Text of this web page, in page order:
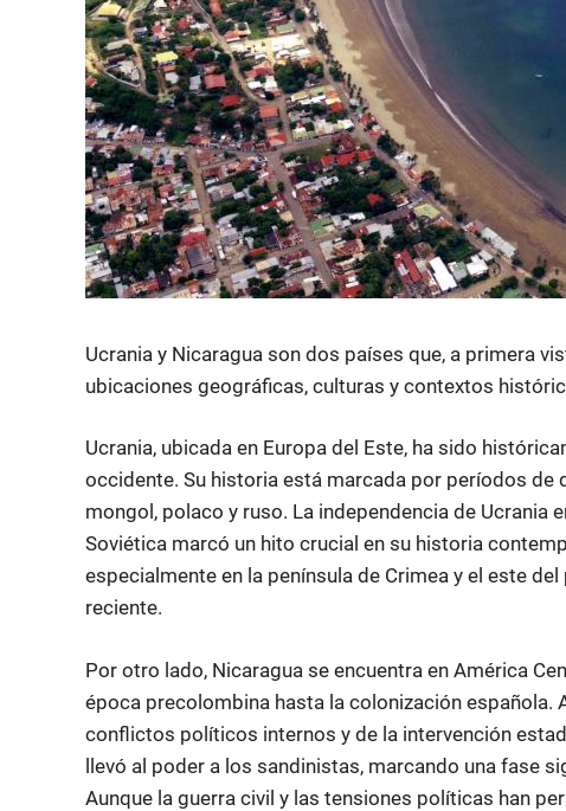
Ucrania y Nicaragua son dos países que, a primera
ubicaciones geográficas, culturas y contextos
Ucrania, ubicada en Europa del Este, ha sido
occidente. Su historia está marcada por períodos de
mongol, polaco y ruso. La independencia de Ucrania
Soviética marcó un hito crucial en su historia
especialmente en la península de Crimea y el este
reciente.
Por otro lado, Nicaragua se encuentra en América
época precolombina hasta la colonización española.
conflictos políticos internos y de la intervención
llevó al poder a los sandinistas, marcando una fase
Aunque la guerra civil y las tensiones políticas han